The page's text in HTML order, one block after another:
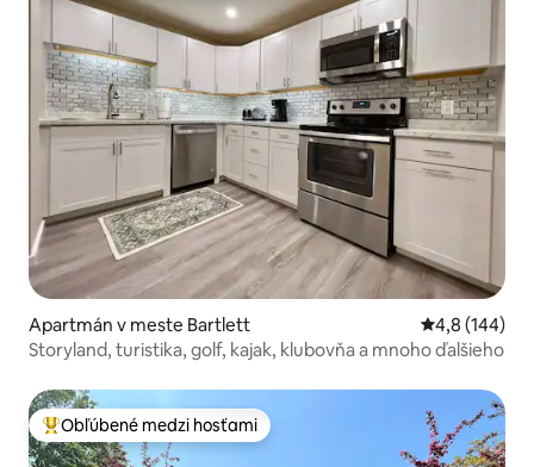
Apartmán v meste Bartlett Priemerné
4,8 (144)
Storyland, turistika, golf, kajak, klubovňa a mnoho ďalšieho
Najobľúbenejšie medzi hosťami
Obľúbené medzi hosťami